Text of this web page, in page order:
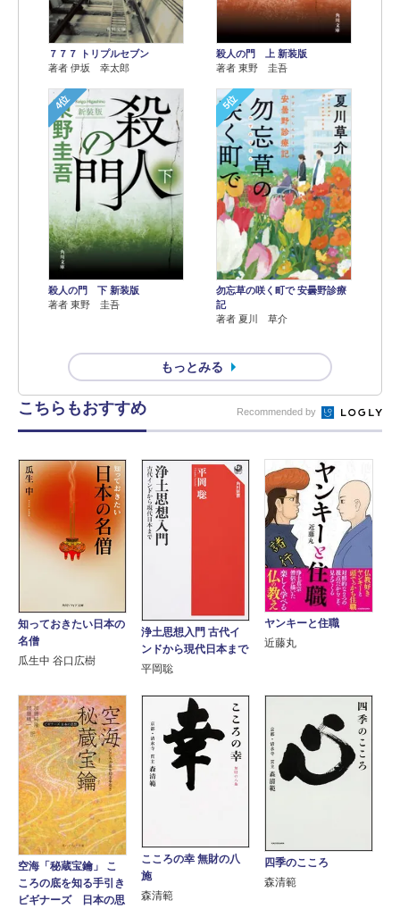
７７７ トリプルセブン
著者 伊坂 幸太郎
殺人の門 上 新装版
著者 東野 圭吾
4位
殺人の門 下 新装版
著者 東野 圭吾
5位
勿忘草の咲く町で 安曇野診療
記
著者 夏川 草介
もっとみる
こちらもおすすめ Recommended by
知っておきたい日本の
名僧
瓜生中 谷口広樹
浄土思想入門 古代イ
ンドから現代日本まで
平岡聡
ヤンキーと住職
近藤丸
空海「秘蔵宝鑰」 こ
ころの底を知る手引き
ビギナーズ 日本の思
こころの幸 無財の八
施
森清範
四季のこころ
森清範